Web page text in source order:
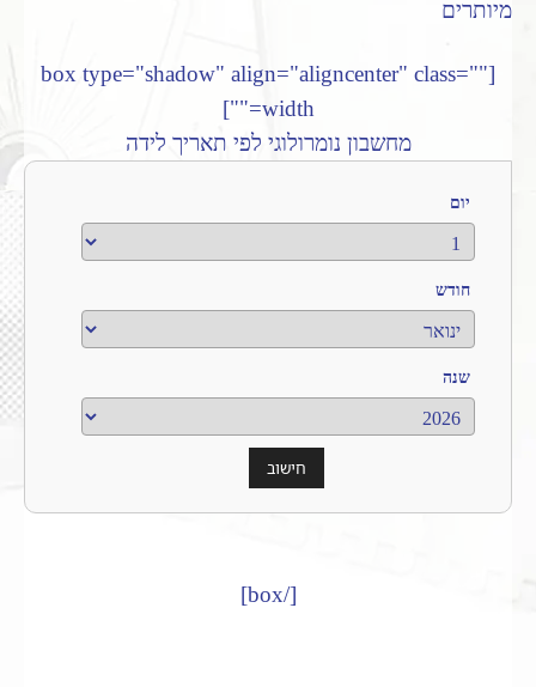
מיותרים
[box type="shadow" align="aligncenter" class=""
width=""]
מחשבון נומרולוגי לפי תאריך לידה
יום
חודש
שנה
[/box]